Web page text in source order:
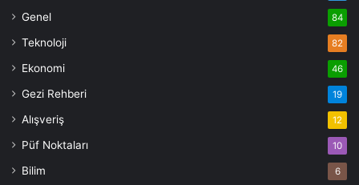
Genel 84
Teknoloji 82
Ekonomi 46
Gezi Rehberi 19
Alışveriş 12
Püf Noktaları 10
Bilim 6